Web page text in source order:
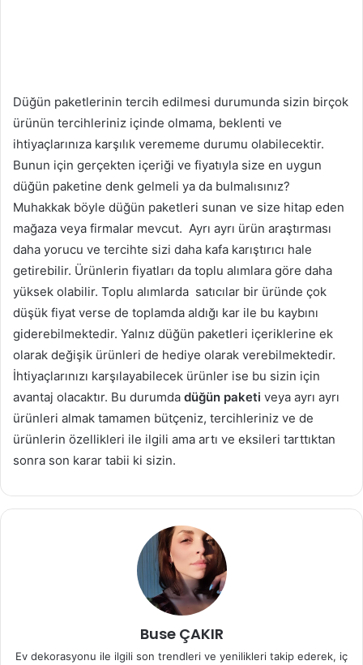
Düğün paketlerinin tercih edilmesi durumunda sizin birçok
ürünün tercihleriniz içinde olmama, beklenti ve
ihtiyaçlarınıza karşılık verememe durumu olabilecektir.
Bunun için gerçekten içeriği ve fiyatıyla size en uygun
düğün paketine denk gelmeli ya da bulmalısınız?
Muhakkak böyle düğün paketleri sunan ve size hitap eden
mağaza veya firmalar mevcut. Ayrı ayrı ürün araştırması
daha yorucu ve tercihte sizi daha kafa karıştırıcı hale
getirebilir. Ürünlerin fiyatları da toplu alımlara göre daha
yüksek olabilir. Toplu alımlarda satıcılar bir üründe çok
düşük fiyat verse de toplamda aldığı kar ile bu kaybını
giderebilmektedir. Yalnız düğün paketleri içeriklerine ek
olarak değişik ürünleri de hediye olarak verebilmektedir.
İhtiyaçlarınızı karşılayabilecek ürünler ise bu sizin için
avantaj olacaktır. Bu durumda düğün paketi veya ayrı ayrı
ürünleri almak tamamen bütçeniz, tercihleriniz ve de
ürünlerin özellikleri ile ilgili ama artı ve eksileri tarttıktan
sonra son karar tabii ki sizin.
Buse ÇAKIR
Ev dekorasyonu ile ilgili son trendleri ve yenilikleri takip ederek, iç